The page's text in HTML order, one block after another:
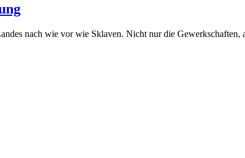
nach wie vor wie Sklaven. Nicht nur die Gewerkschaften,